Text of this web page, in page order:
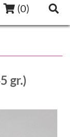
(0)
gr.)